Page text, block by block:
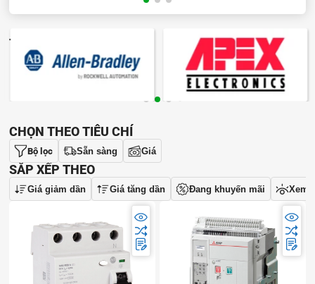
THƯƠNG HIỆU
CHỌN THEO TIÊU CHÍ
Bộ lọc Sẵn sàng Giá
SẮP XẾP THEO
Giá giảm dần Giá tăng dần Đang khuyến mãi Xem